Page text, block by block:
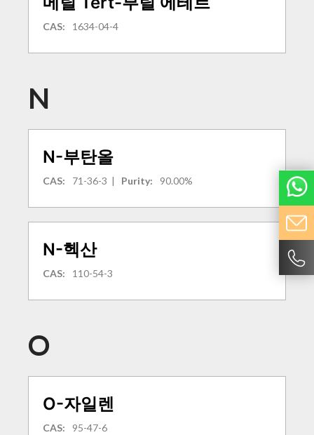
CAS: 1634-04-4
N
N-부탄올
CAS: 71-36-3 | Purity: 90.00%
N-헥산
CAS: 110-54-3
O
O-자일렌
CAS: 95-47-6